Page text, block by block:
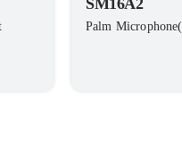
SM16A2
Palm